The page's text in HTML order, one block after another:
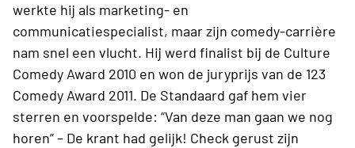
werkte hij als marketing- en
communicatiespecialist, maar zijn comedy-carrière
nam snel een vlucht. Hij werd finalist bij de Culture
Comedy Award 2010 en won de juryprijs van de 123
Comedy Award 2011. De Standaard gaf hem vier
sterren en voorspelde: “Van deze man gaan we nog
horen” – De krant had gelijk! Check gerust zijn